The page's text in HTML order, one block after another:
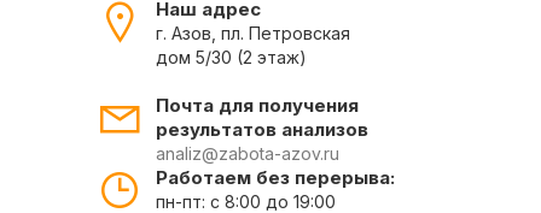
Наш адрес
г. Азов, пл. Петровская
дом 5/30 (2 этаж)
Почта для получения
результатов анализов
analiz@zabota-azov.ru
Работаем без перерыва:
пн-пт: с 8:00 до 19:00